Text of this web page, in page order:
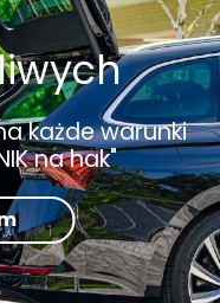
każde warunki
na hak"